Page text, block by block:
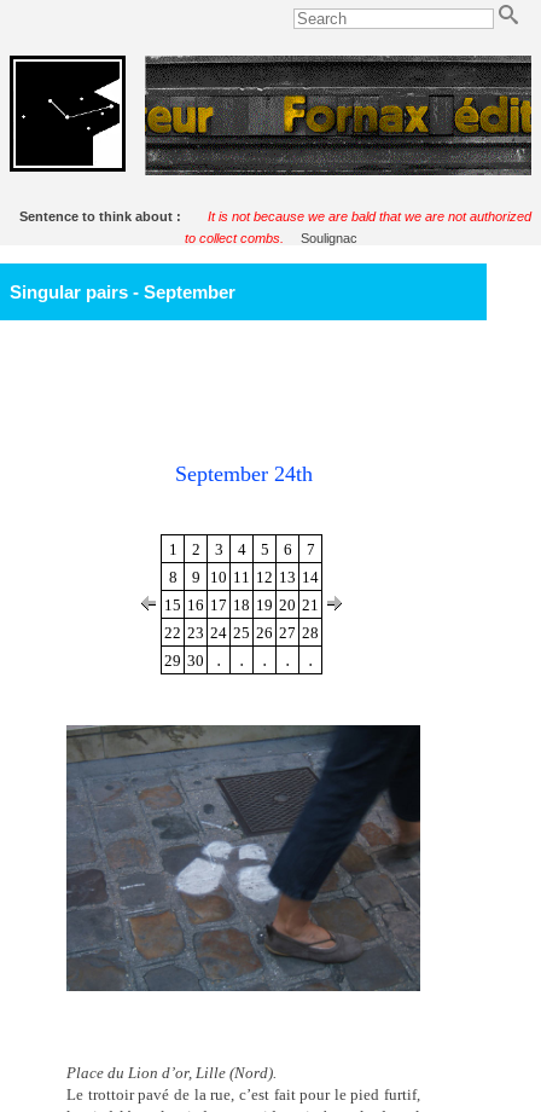
Sentence to think about :
It is not because we are bald that we are not authorized
to collect combs.
Soulignac
Singular pairs - September
September 24th
1 2 3 4 5 6
7
8
9 10 11 12 13 14
15 16 17 18 19 20 21
22 23 24 25 26 27 28
29 30 . . . . .
Place du Lion d’or, Lille (Nord).
Le trottoir pavé de la rue, c’est fait pour le pied furtif,